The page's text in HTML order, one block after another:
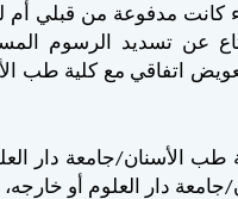
كانت مدفوعة من قبلي أم
عن تسديد الرسوم
تعويض اتفاقي مع كلية طب
الأسنان/جامعة دار
دار العلوم أو خارجه،